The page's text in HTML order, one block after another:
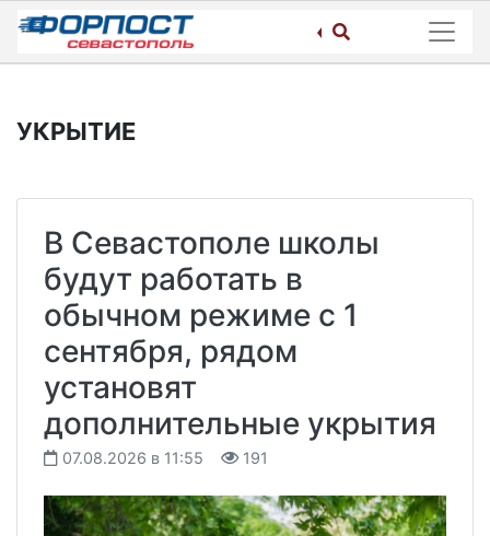
Skip
content
УКРЫТИЕ
В Севастополе школы
будут работать в
обычном режиме с 1
сентября, рядом
установят
дополнительные укрытия
07.08.2026 в 11:55 191